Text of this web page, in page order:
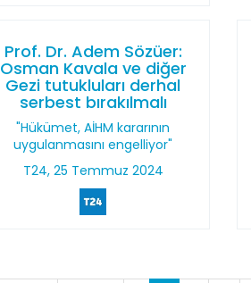
Prof. Dr. Adem Sözüer:
Osman Kavala ve diğer
Gezi tutukluları derhal
serbest bırakılmalı
"Hükümet, AİHM kararının
uygulanmasını engelliyor"
T24, 25 Temmuz 2024